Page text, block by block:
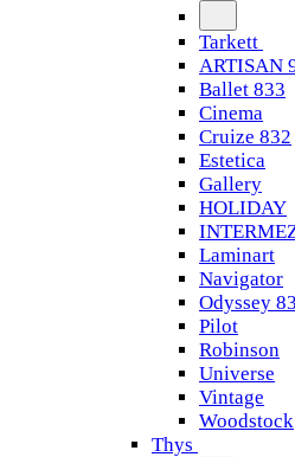
Tarkett
ARTISAN
Ballet 833
Cinema
Cruize 832
Estetica
Gallery
HOLIDAY
Laminart
Navigator
Odyssey
Pilot
Robinson
Universe
Vintage
Woodstock
Thys